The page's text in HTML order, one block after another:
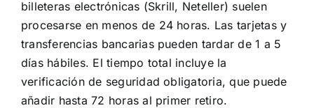
billeteras electrónicas (Skrill, Neteller) suelen
procesarse en menos de 24 horas. Las tarjetas y
transferencias bancarias pueden tardar de 1 a 5
días hábiles. El tiempo total incluye la
verificación de seguridad obligatoria, que puede
añadir hasta 72 horas al primer retiro.